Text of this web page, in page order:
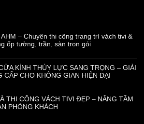
– Chuyên thi công trang trí vách tivi &
ốp tường, trần, sàn trọn gói
KÍNH THỦY LỰC SANG TRỌNG – GIẢI
CẤP CHO KHÔNG GIAN HIỆN ĐẠI
THI CÔNG VÁCH TIVI ĐẸP – NÂNG TẦM
PHÒNG KHÁCH